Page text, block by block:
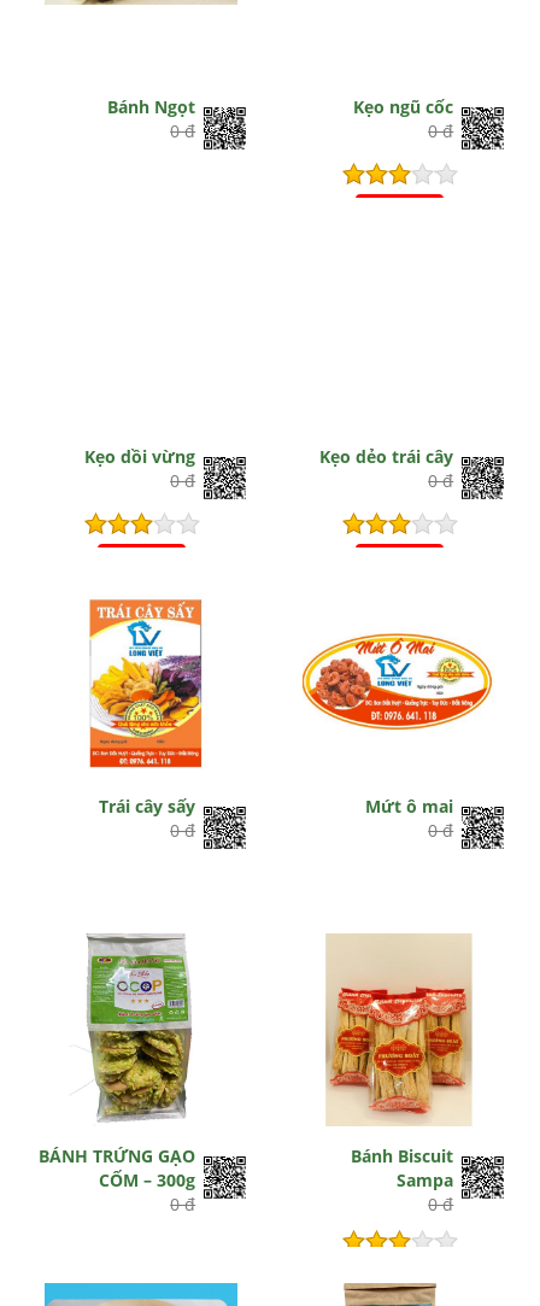
Bánh Ngọt
0 đ
Kẹo ngũ cốc
0 đ
Kẹo dồi vừng
0 đ
Kẹo dẻo trái cây
0 đ
Trái cây sấy
0 đ
Mứt ô mai
0 đ
BÁNH TRỨNG GẠO
CỐM – 300g
0 đ
Bánh Biscuit
Sampa
0 đ